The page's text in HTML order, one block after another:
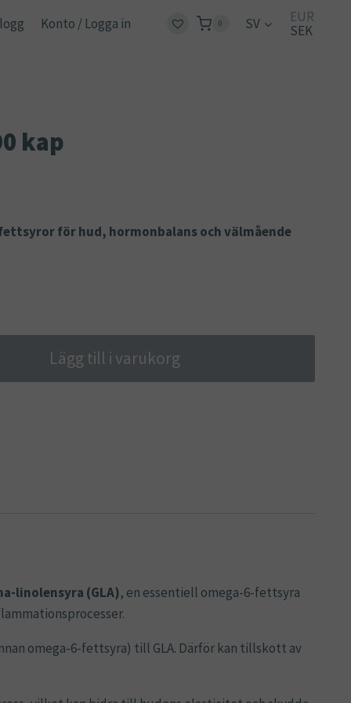
Konto / Logga in 0 SV
EUR
SEK
kap
för hud, hormonbalans och välmående
Lägg till i varukorg
linolensyra (GLA), en essentiell omega-6-fettsyra
omega-6-fettsyra) till GLA. Därför kan tillskott av